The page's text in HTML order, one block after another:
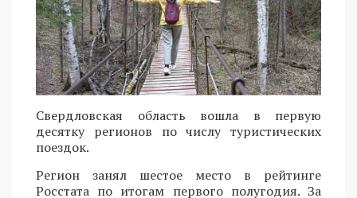
Свердловская область вошла в первую
десятку регионов по числу туристических
поездок.
Регион занял шестое место в рейтинге
Росстата по итогам первого полугодия. За